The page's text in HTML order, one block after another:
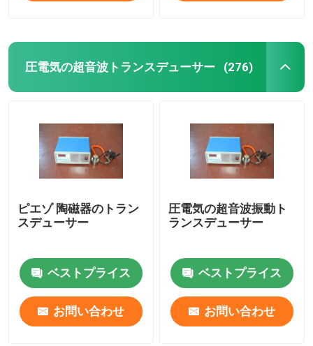
圧電気の超音波トランスデューサー (276)
ピエゾ 陶磁器のトラン
スデューサー
ベストプライス
お問い合わせ
圧電気の超音波振動ト
ランスデューサー
ベストプライス
お問い合わせ